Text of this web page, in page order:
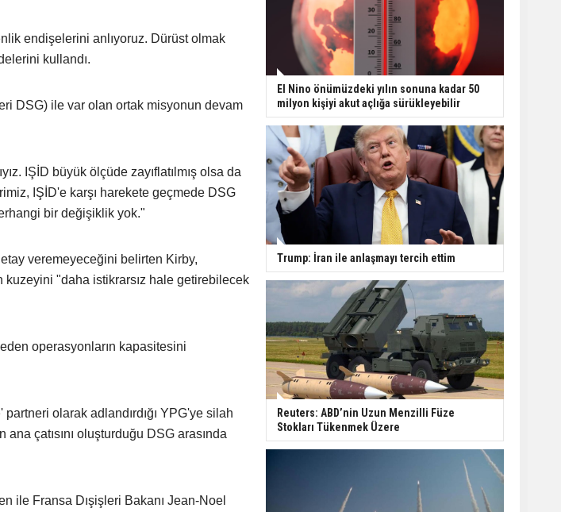
endişelerini anlıyoruz. Dürüst olmak
kullandı.
DSG) ile var olan ortak misyonun devam
IŞİD büyük ölçüde zayıflatılmış olsa da
IŞİD'e karşı harekete geçmede DSG
bir değişiklik yok."
veremeyeceğini belirten Kirby,
kuzeyini "daha istikrarsız hale getirebilecek
operasyonların kapasitesini
olarak adlandırdığı YPG'ye silah
çatısını oluşturduğu DSG arasında
ile Fransa Dışişleri Bakanı Jean-Noel
El Nino önümüzdeki yılın sonuna kadar 50
milyon kişiyi akut açlığa sürükleyebilir
Trump: İran ile anlaşmayı tercih ettim
Reuters: ABD’nin Uzun Menzilli Füze
Stokları Tükenmek Üzere